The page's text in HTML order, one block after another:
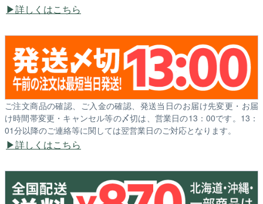
詳しくはこちら
ご注文商品の確認、ご入金の確認、発送当日のお届け先変更・お届
け時間帯変更・キャンセル等の〆切は、営業日の13：00です。13：
01分以降のご連絡等に関しては翌営業日のご対応となります。
詳しくはこちら